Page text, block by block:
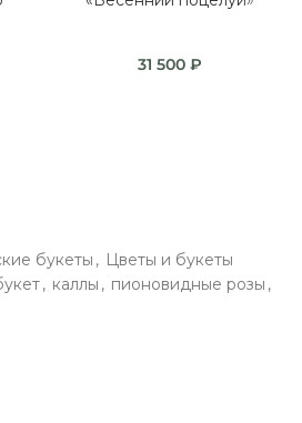
31 500 ₽
букеты , Цветы и букеты
, каллы , пионовидные розы ,